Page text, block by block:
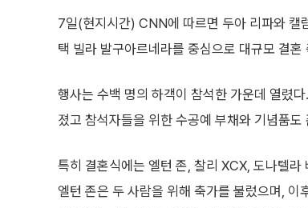
7일(현지시간) CNN에 따르면 두아 리파와 캘
택 빌라 발구아르네라를 중심으로 대규모 결혼
행사는 수백 명의 하객이 참석한 가운데 열렸
졌고 참석자들을 위한 수공예 부채와 기념품도
특히 결혼식에는 엘턴 존, 찰리 XCX, 도나텔
엘턴 존은 두 사람을 위해 축가를 불렀으며, 이